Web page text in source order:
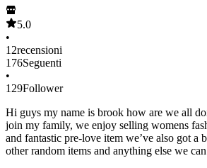
5.0
•
12recensioni
176Seguenti
•
129Follower
Hi guys my name is brook how are we all
join my family, we enjoy selling womens
and fantastic pre-love item we’ve also got a
other random items and anything else we